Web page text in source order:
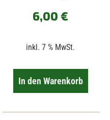
6,00 €
inkl. 7 % MwSt.
In den Warenkorb